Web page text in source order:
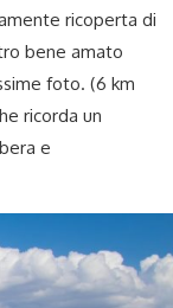
ricoperta di
bene amato
foto. (6 km
ricorda un
e